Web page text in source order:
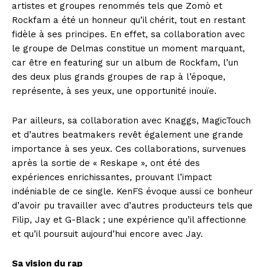
artistes et groupes renommés tels que Zomò et
Rockfam a été un honneur qu’il chérit, tout en restant
fidèle à ses principes. En effet, sa collaboration avec
le groupe de Delmas constitue un moment marquant,
car être en featuring sur un album de Rockfam, l’un
des deux plus grands groupes de rap à l’époque,
représente, à ses yeux, une opportunité inouïe.
Par ailleurs, sa collaboration avec Knaggs, MagicTouch
et d’autres beatmakers revêt également une grande
importance à ses yeux. Ces collaborations, survenues
après la sortie de « Reskape », ont été des
expériences enrichissantes, prouvant l’impact
indéniable de ce single. KenFS évoque aussi ce bonheur
d’avoir pu travailler avec d’autres producteurs tels que
Filip, Jay et G-Black ; une expérience qu’il affectionne
et qu’il poursuit aujourd’hui encore avec Jay.
Sa vision du rap